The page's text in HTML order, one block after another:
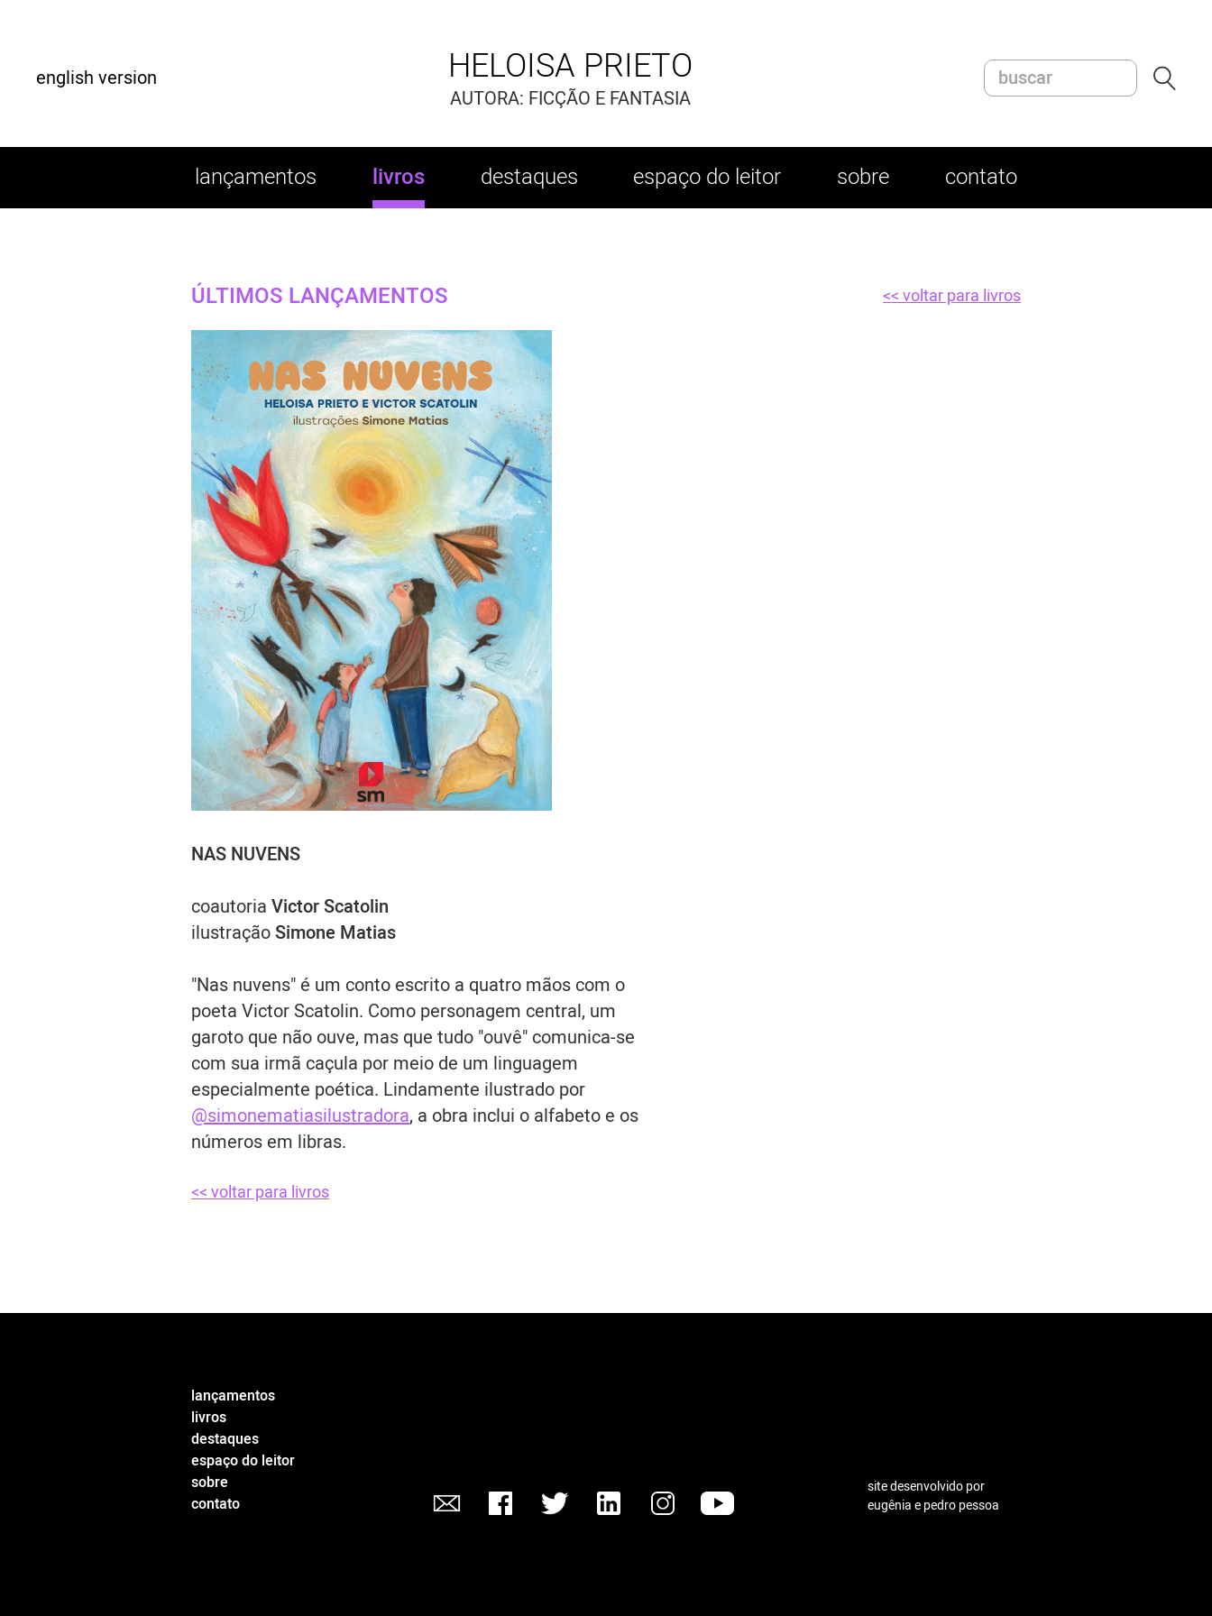
english version HELOISA PRIETO
AUTORA: FICÇÃO E FANTASIA
lançamentos livros destaques espaço do leitor sobre contato
ÚLTIMOS LANÇAMENTOS << voltar para livros
NAS NUVENS
coautoria Victor Scatolin
ilustraçãoSimone Matias
"Nas nuvens" é um conto escrito a quatro mãos com o
poeta Victor Scatolin. Como personagem central, um
garoto que não ouve, mas que tudo "ouvê" comunica-se
com sua irmã caçula por meio de um linguagem
especialmente poética. Lindamente ilustrado por
@simonematiasilustradora, a obra inclui o alfabeto e os
números em libras.
<< voltar para livros
lançamentos
livros
destaques
espaço do leitor
sobre
contato
site desenvolvido por
eugênia e pedro pessoa